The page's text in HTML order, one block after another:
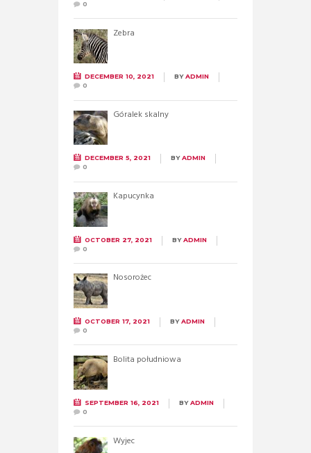
0
Zebra
DECEMBER 10, 2021 BYADMIN
0
Góralek skalny
DECEMBER 5, 2021 BYADMIN
0
Kapucynka
OCTOBER 27, 2021 BYADMIN
0
Nosorożec
OCTOBER 17, 2021 BYADMIN
0
Bolita południowa
SEPTEMBER 16, 2021 BYADMIN
0
Wyjec